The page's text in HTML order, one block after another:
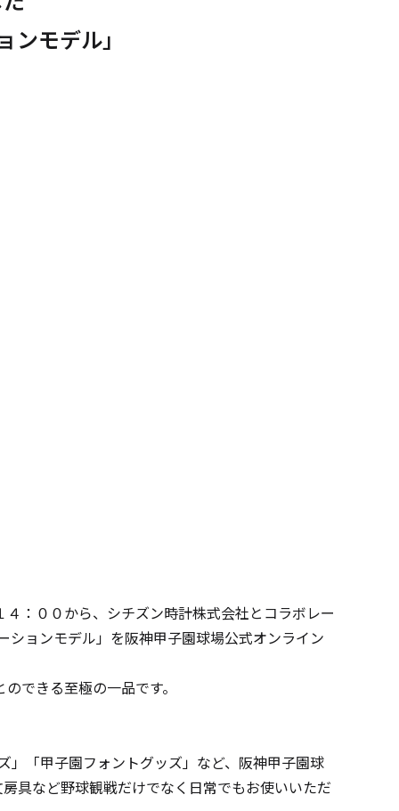
モデル」
：００から、シチズン時計株式会社とコラボレー
ョンモデル」を阪神甲子園球場公式オンライン
できる至極の一品です。
」「甲子園フォントグッズ」など、阪神甲子園球
具など野球観戦だけでなく日常でもお使いいただ